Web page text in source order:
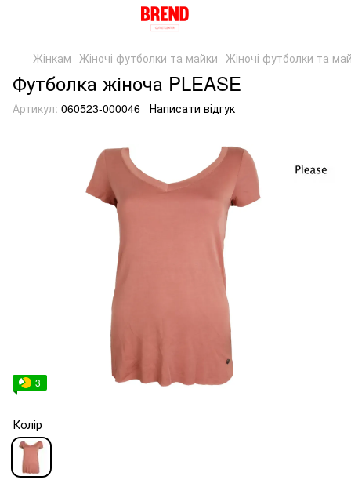
Жінкам Жіночі футболки та майки Жіночі футболки та
Футболка жіноча PLEASE
Артикул: 060523-000046 Написати відгук
3
Колір